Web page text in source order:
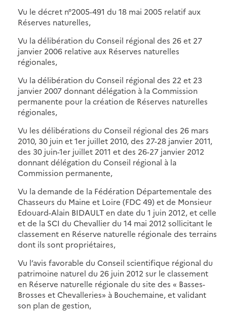
Vu le décret n°2005-491 du 18 mai 2005 relatif aux
Réserves naturelles,
Vu la délibération du Conseil régional des 26 et 27
janvier 2006 relative aux Réserves naturelles
régionales,
Vu la délibération du Conseil régional des 22 et 23
janvier 2007 donnant délégation à la Commission
permanente pour la création de Réserves naturelles
régionales,
Vu les délibérations du Conseil régional des 26 mars
2010, 30 juin et 1er juillet 2010, des 27-28 janvier 2011,
des 30 juin-1er juillet 2011 et des 26-27 janvier 2012
donnant délégation du Conseil régional à la
Commission permanente,
Vu la demande de la Fédération Départementale des
Chasseurs du Maine et Loire (FDC 49) et de Monsieur
Edouard-Alain BIDAULT en date du 1 juin 2012, et celle
et de la SCI du Chevallier du 14 mai 2012 sollicitant le
classement en Réserve naturelle régionale des terrains
dont ils sont propriétaires,
Vu l’avis favorable du Conseil scientifique régional du
patrimoine naturel du 26 juin 2012 sur le classement
en Réserve naturelle régionale du site des « Basses-
Brosses et Chevalleries» à Bouchemaine, et validant
son plan de gestion,